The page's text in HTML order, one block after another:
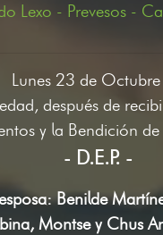
Lexo - Prevesos -
Lunes 23 de
después de
y la Bendición de
- D.E.P. -
Benilde
Montse y Chus